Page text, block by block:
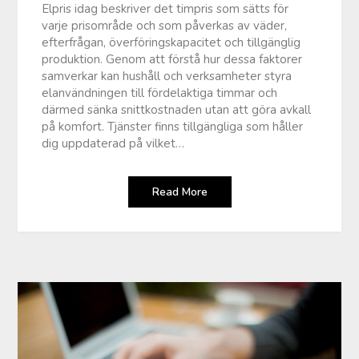
Elpris idag beskriver det timpris som sätts för
varje prisområde och som påverkas av väder,
efterfrågan, överföringskapacitet och tillgänglig
produktion. Genom att förstå hur dessa faktorer
samverkar kan hushåll och verksamheter styra
elanvändningen till fördelaktiga timmar och
därmed sänka snittkostnaden utan att göra avkall
på komfort. Tjänster finns tillgängliga som håller
dig uppdaterad på vilket…
Read More